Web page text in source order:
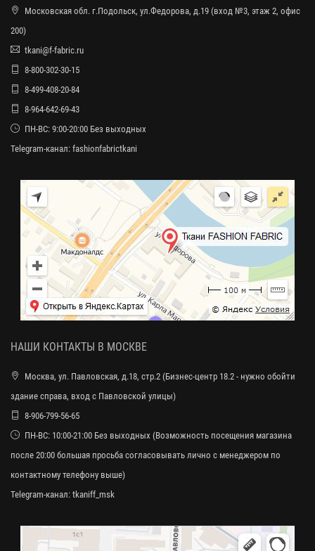
Московская обл. г.Подольск, ул.Федорова, д.19 (вход №3, этаж 2, офис
200)
tkani@f-fabric.ru
8-800-302-30-15
8-499-408-20-84
8-964-642-69-43
ПН-ВС: 9:00-20:00 Без выходных
Telegram-канал: fashionfabrictkani
НАШИ КОНТАКТЫ В МОСКВЕ
Москва, ул. Павловская, д.18, стр.2 (Бизнес-центр 18.2 - нужно обойти
здание справа, вход с Павловской улицы)
8-906-799-56-65
ПН-ВС: 10:00-21:00 Без выходных (Возможность посещения магазина
после 20:00 большая просьба согласовывать лично с менеджером по
контактному телефону выше)
Telegram-канал: tkaniff_msk